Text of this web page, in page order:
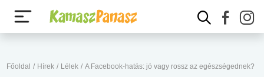
Főoldal / Hírek / Lélek / A Facebook-hatás: jó vagy rossz az egészségednek?